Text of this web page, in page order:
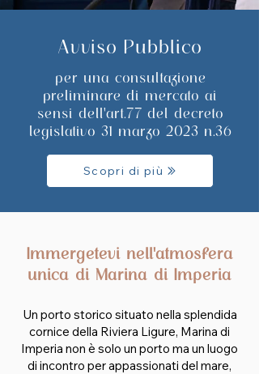
Avviso Pubblico
per una consultazione
preliminare di mercato ai
sensi dell'art.77 del decreto
legislativo 31 marzo 2023 n.36
Scopri di più
Immergetevi nell'atmosfera
unica di Marina di Imperia
Un porto storico situato nella splendida
cornice della Riviera Ligure, Marina di
Imperia non è solo un porto ma un luogo
di incontro per appassionati del mare,